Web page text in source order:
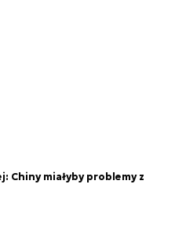
Chiny miałyby problemy z